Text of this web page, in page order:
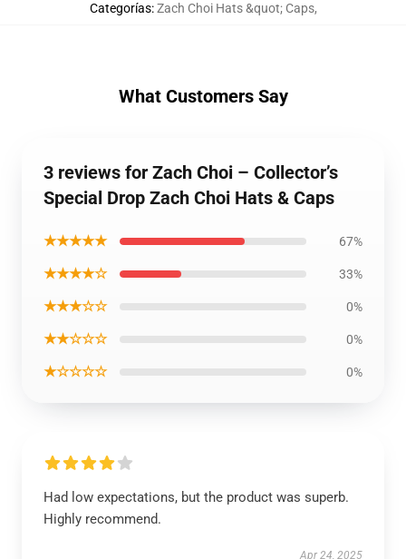
Categorías:Zach Choi Hats &quot; Caps,
What Customers Say
3 reviews for Zach Choi – Collector’s
Special Drop Zach Choi Hats & Caps
★★★★★ 67%
★★★★☆ 33%
★★★☆☆ 0%
★★☆☆☆ 0%
★☆☆☆☆ 0%
Had low expectations, but the product was superb.
Highly recommend.
Apr 24, 2025